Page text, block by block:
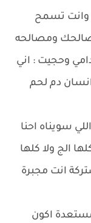
وانت تسمح
ومصالحه
وحجيت : اني
انسان دم لحم
سويناه احنا
الج ولا كلها
انت مجبرة
اكون